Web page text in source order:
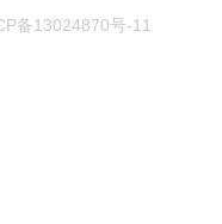
备13024870号-11